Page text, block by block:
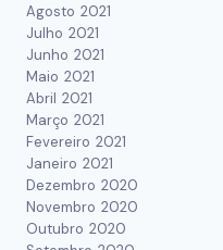
Agosto 2021
Julho 2021
Junho 2021
Maio 2021
Abril 2021
Março 2021
Fevereiro 2021
Janeiro 2021
Dezembro 2020
Novembro 2020
Outubro 2020